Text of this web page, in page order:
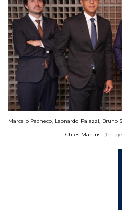
Marcelo Pacheco, Leonardo Palazzi, Bruno
Chies Martins.